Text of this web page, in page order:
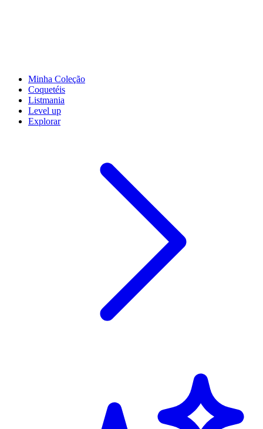
Minha Coleção
Coquetéis
Listmania
Level up
Explorar